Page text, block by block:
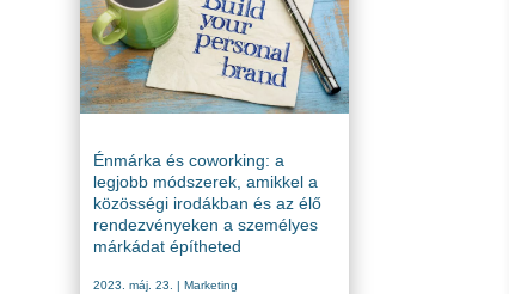
Énmárka és coworking: a
legjobb módszerek, amikkel a
közösségi irodákban és az élő
rendezvényeken a személyes
márkádat építheted
2023. máj. 23. |Marketing